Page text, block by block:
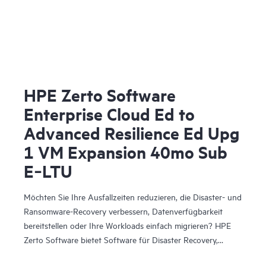
HPE Zerto Software
Enterprise Cloud Ed to
Advanced Resilience Ed Upg
1 VM Expansion 40mo Sub
E‑LTU
Möchten Sie Ihre Ausfallzeiten reduzieren, die Disaster- und
Ransomware-Recovery verbessern, Datenverfügbarkeit
bereitstellen oder Ihre Workloads einfach migrieren? HPE
Zerto Software bietet Software für Disaster Recovery,